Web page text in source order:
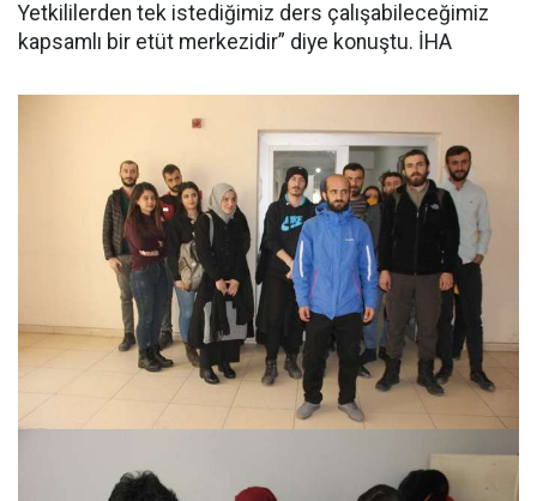
Yetkililerden tek istediğimiz ders çalışabileceğimiz
kapsamlı bir etüt merkezidir” diye konuştu. İHA